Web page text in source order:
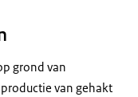
grond van
van gehakt